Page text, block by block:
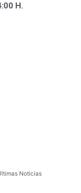
H.
Noticias